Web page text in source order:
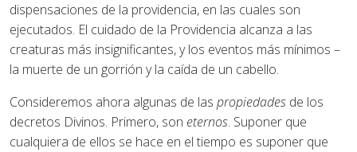
dispensaciones de la providencia, en las cuales son
ejecutados. El cuidado de la Providencia alcanza a las
creaturas más insignificantes, y los eventos más mínimos –
la muerte de un gorrión y la caída de un cabello.
Consideremos ahora algunas de las propiedades de los
decretos Divinos. Primero, son eternos. Suponer que
cualquiera de ellos se hace en el tiempo es suponer que